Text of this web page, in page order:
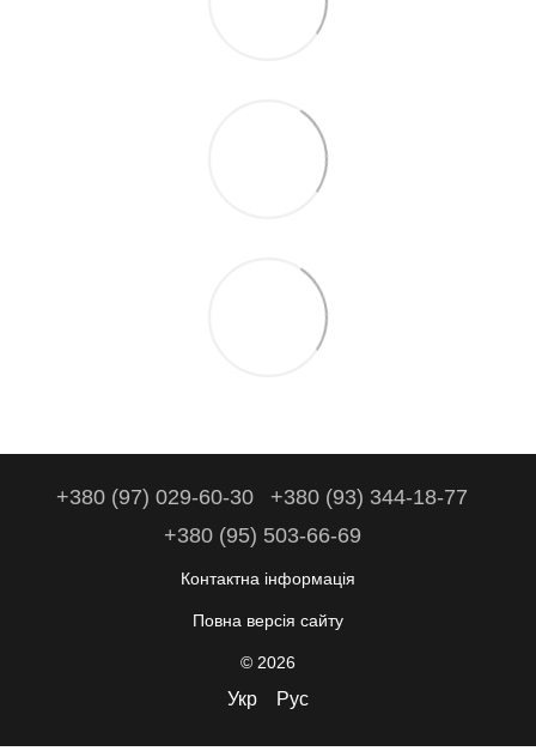
+380 (97) 029-60-30
+380 (93) 344-18-77
+380 (95) 503-66-69
Контактна інформація
Повна версія сайту
© 2026
Укр Рус